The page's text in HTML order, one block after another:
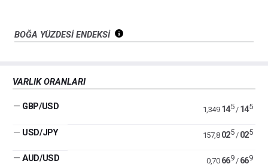
BOĞA YÜZDESİ ENDEKSİ
VARLIK ORANLARI
— GBP/USD 1,349 145/ 145
— USD/JPY 157,8 025/ 025
— AUD/USD 0,70 669/ 669